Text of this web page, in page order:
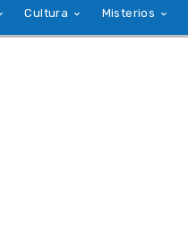
Cultura Misterios